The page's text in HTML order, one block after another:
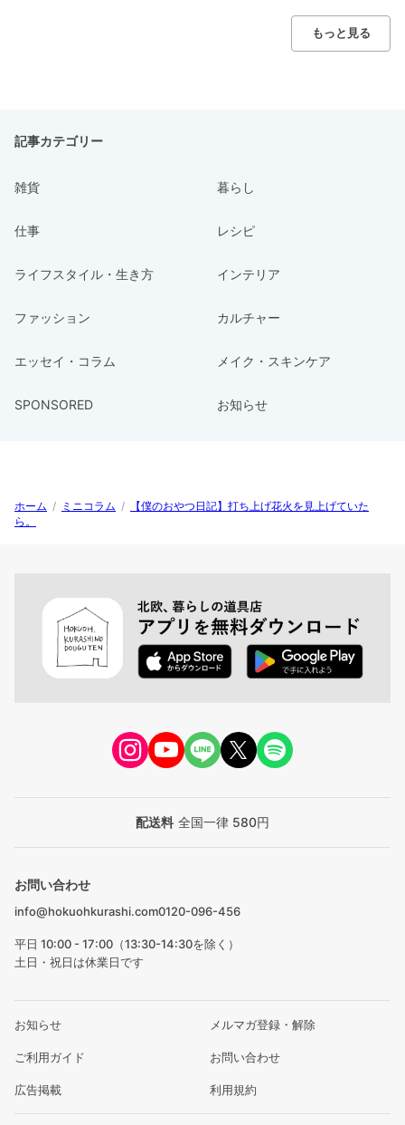
もっと見る
記事カテゴリー
雑貨 暮らし
仕事 レシピ
ライフスタイル・生き方 インテリア
ファッション カルチャー
エッセイ・コラム メイク・スキンケア
SPONSORED お知らせ
ホーム / ミニコラム /
【僕のおやつ日記】打ち上げ花火を見上げていた
ら。
配送料 全国一律 580円
お問い合わせ
info@hokuohkurashi.com0120-096-456
平日 10:00 - 17:00（13:30-14:30を除く）
土日・祝日は休業日です
お知らせ メルマガ登録・解除
ご利用ガイド お問い合わせ
広告掲載 利用規約